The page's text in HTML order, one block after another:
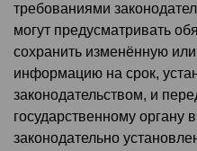
требованиями
могут предусматривать
сохранить изменённую
информацию на срок,
законодательством, и
государственному органу
законодательно